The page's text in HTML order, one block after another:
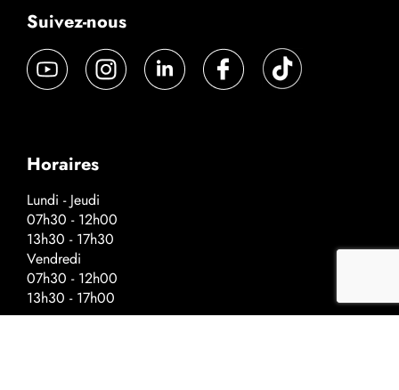
Suivez-nous
Horaires
Lundi - Jeudi
07h30 - 12h00
13h30 - 17h30
Vendredi
07h30 - 12h00
13h30 - 17h00